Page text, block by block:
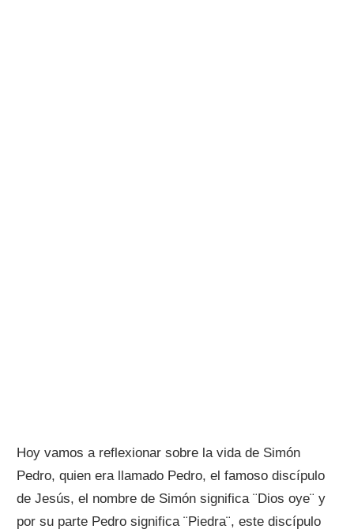
Hoy vamos a reflexionar sobre la vida de Simón
Pedro, quien era llamado Pedro, el famoso discípulo
de Jesús, el nombre de Simón significa ¨Dios oye¨ y
por su parte Pedro significa ¨Piedra¨, este discípulo